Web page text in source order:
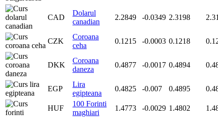
CAD
Dolarul
canadian
2.2849 -0.0349 2.3198
CZK
Coroana
ceha
0.1215 -0.0003 0.1218
DKK
Coroana
daneza
0.4877 -0.0017 0.4894
EGP
Lira
egipteana
0.4825 -0.007 0.4895
HUF
100 Forinti
maghiari
1.4773 -0.0029 1.4802